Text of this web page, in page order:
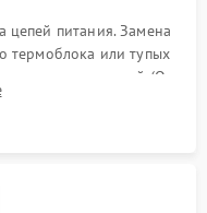
цепей питания. Замена
термоблока или тупых
уплотнителей (O-
устранения